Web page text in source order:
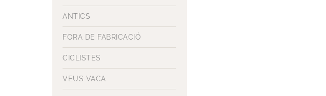
ANTICS
FORA DE FABRICACIÓ
CICLISTES
VEUS VACA